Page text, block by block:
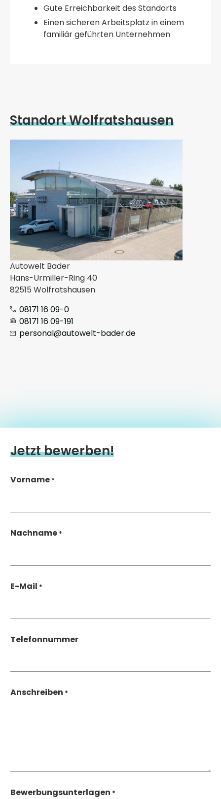
Gute Erreichbarkeit des Standorts
Einen sicheren Arbeitsplatz in einem
familiär geführten Unternehmen
Standort Wolfratshausen
Autowelt Bader
Hans-Urmiller-Ring 40
82515 Wolfratshausen
08171 16 09-0
08171 16 09-191
personal@autowelt-bader.de
Jetzt bewerben!
Vorname *
Nachname *
E-Mail *
Telefonnummer
Anschreiben *
Bewerbungsunterlagen *